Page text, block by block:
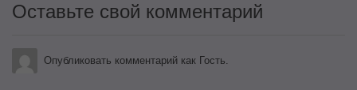
Оставьте свой комментарий
Опубликовать комментарий как Гость.